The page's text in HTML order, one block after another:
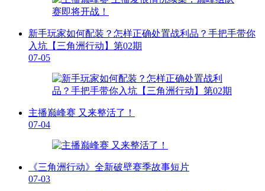
新手玩家如何配装？怎样正确处置战利品？手把手带你
入坑【三角洲行动】第02期
07-05
主播巅峰赛 又来整活了！
07-04
《三角洲行动》全新破壁赛季故事短片
07-03